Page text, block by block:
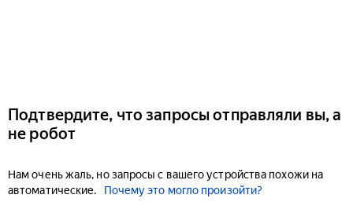
Подтвердите, что запросы отправляли вы, а
не робот
Нам очень жаль, но запросы с вашего устройства похожи на
автоматические.
Почему это могло произойти?